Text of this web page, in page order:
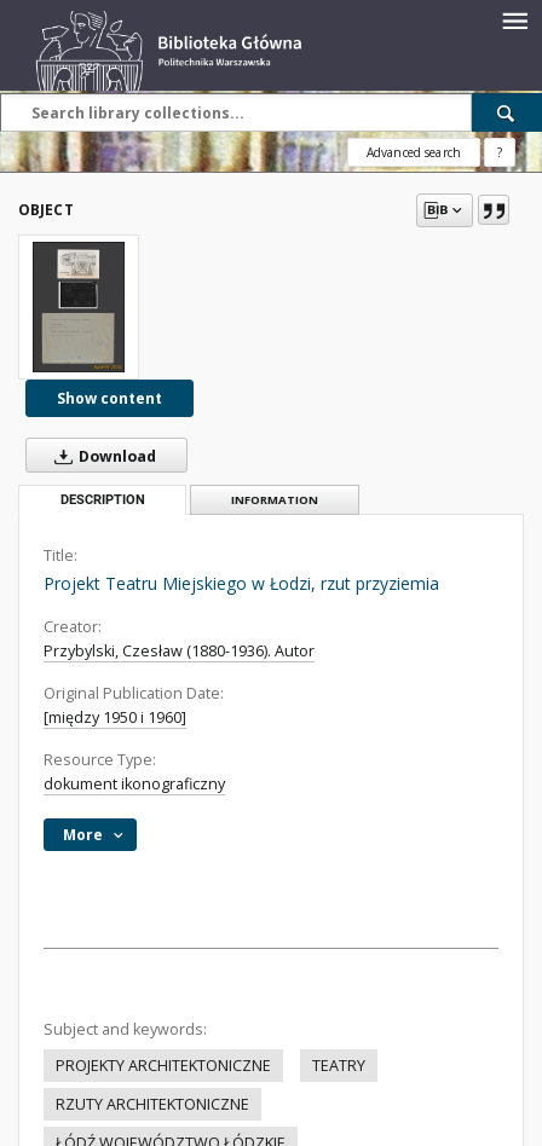
Advanced search ?
OBJECT
Show content
Download
DESCRIPTION INFORMATION
Title:
Projekt Teatru Miejskiego w Łodzi, rzut przyziemia
Creator:
Przybylski, Czesław (1880-1936). Autor
Original Publication Date:
[między 1950 i 1960]
Resource Type:
dokument ikonograficzny
More
Subject and keywords:
PROJEKTY ARCHITEKTONICZNE
TEATRY
RZUTY ARCHITEKTONICZNE